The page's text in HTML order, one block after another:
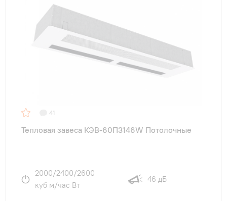
41
Тепловая завеса КЭВ-60П3146W Потолочные
2000/2400/2600
куб м/час Вт
46 дБ